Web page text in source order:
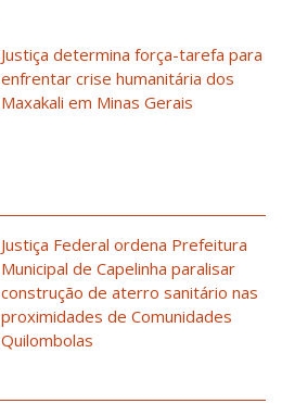
Justiça determina força-tarefa para
enfrentar crise humanitária dos
Maxakali em Minas Gerais
Justiça Federal ordena Prefeitura
Municipal de Capelinha paralisar
construção de aterro sanitário nas
proximidades de Comunidades
Quilombolas